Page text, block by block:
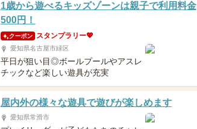
1歳から遊べるキッズゾーンは親子で利用料金
500円！
クーポン スタンプラリー💖
愛知県名古屋市緑区
平日が狙い目◎ボールプールやアスレ
チックなど楽しい遊具が充実
屋内外の様々な遊具で遊びが楽しめます
愛知県常滑市